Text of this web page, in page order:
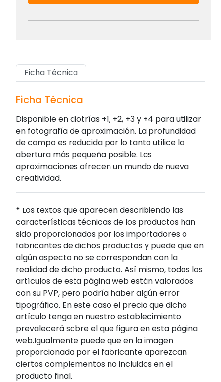
Ficha Técnica
Ficha Técnica
Disponible en diotrías +1, +2, +3 y +4 para utilizar
en fotografía de aproximación. La profundidad
de campo es reducida por lo tanto utilice la
abertura más pequeña posible. Las
aproximaciones ofrecen un mundo de nueva
creatividad.
* Los textos que aparecen describiendo las
características técnicas de los productos han
sido proporcionados por los importadores o
fabricantes de dichos productos y puede que en
algún aspecto no se correspondan con la
realidad de dicho producto. Así mismo, todos los
artículos de esta página web están valorados
con su PVP, pero podría haber algún error
tipográfico. En este caso el precio que dicho
artículo tenga en nuestro establecimiento
prevalecerá sobre el que figura en esta página
web.Igualmente puede que en la imagen
proporcionada por el fabricante aparezcan
ciertos complementos no incluidos en el
producto final.